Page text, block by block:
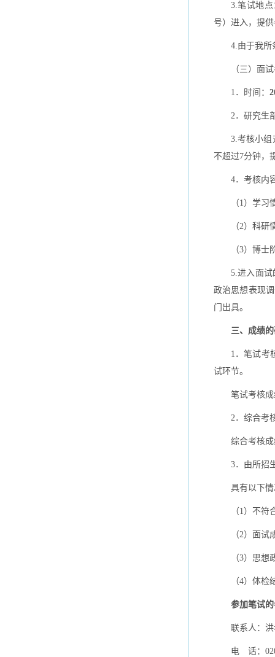
3.笔试地
号）进入，提
4.由于我所
（三）面
1．时间：
2．研究生
3.考核小组
不超过7分钟，
4．考核内
（1）学
（2）科
（3）博
5.进入面
政治思想表现
门出具。
三、成绩
1．笔试考
试环节。
笔试考核
2．综合考
综合考核
3．由所招
具有以下
（1）不
（2）面试
（3）思
（4）体
参加笔试
联系人：
电 话：